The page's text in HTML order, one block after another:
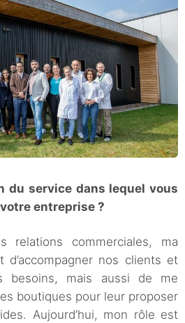
du service dans lequel vous
entreprise ?
relations commerciales, ma
d’accompagner nos clients et
besoins, mais aussi de me
boutiques pour leur proposer
Aujourd’hui, mon rôle est